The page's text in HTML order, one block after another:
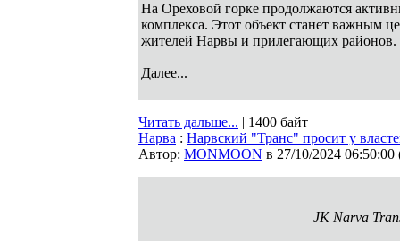
На Ореховой горке продолжаются
комплекса. Этот объект станет важным
жителей Нарвы и прилегающих районов.
Далее...
Читать дальше... | 1400 байт
Нарва : Нарвский "Транс" просит у
Автор: MONMOON в 27/10/2024 06:50:00
JK Narva